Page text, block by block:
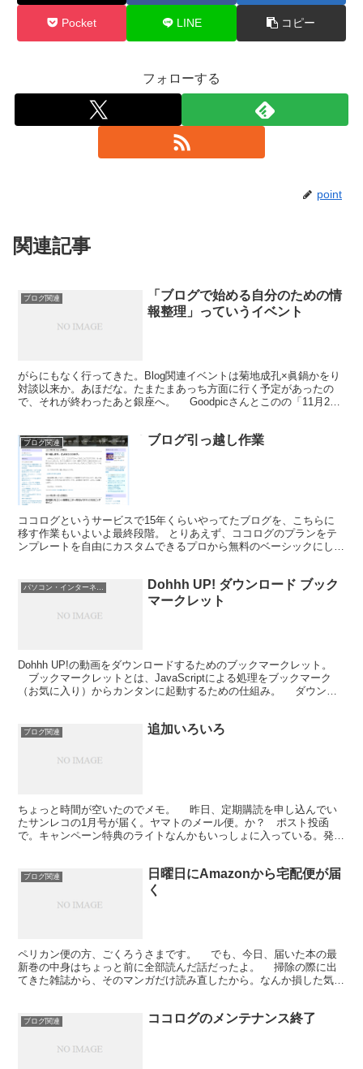
Pocket LINE コピー
フォローする
point
関連記事
ブログ関連
「ブログで始める自分のための情
報整理」っていうイベント
がらにもなく行ってきた。Blog関連イベントは菊地成孔×眞鍋かをり
対談以来か。あほだな。たまたまあっち方面に行く予定があったの
で、それが終わったあと銀座へ。 Goodpicさんとこのの「11月24
ブログ関連 ブログ引っ越し作業
ココログというサービスで15年くらいやってたブログを、こちらに
移す作業もいよいよ最終段階。 とりあえず、ココログのプランをテ
ンプレートを自由にカスタムできるプロから無料のベーシックにし
パソコン・インターネット
Dohhh UP! ダウンロード ブック
マークレット
Dohhh UP!の動画をダウンロードするためのブックマークレット。
ブックマークレットとは、JavaScriptによる処理をブックマーク
（お気に入り）からカンタンに起動するための仕組み。 ダウンロ
ブログ関連 追加いろいろ
ちょっと時間が空いたのでメモ。 昨日、定期購読を申し込んでい
たサンレコの1月号が届く。ヤマトのメール便。か？ ポスト投函
で。キャンペーン特典のライトなんかもいっしょに入っている。発売
ブログ関連
日曜日にAmazonから宅配便が届
く
ペリカン便の方、ごくろうさまです。 でも、今日、届いた本の最
新巻の中身はちょっと前に全部読んだ話だったよ。 掃除の際に出
てきた雑誌から、そのマンガだけ読み直したから。なんか損した気分
ブログ関連 ココログのメンテナンス終了